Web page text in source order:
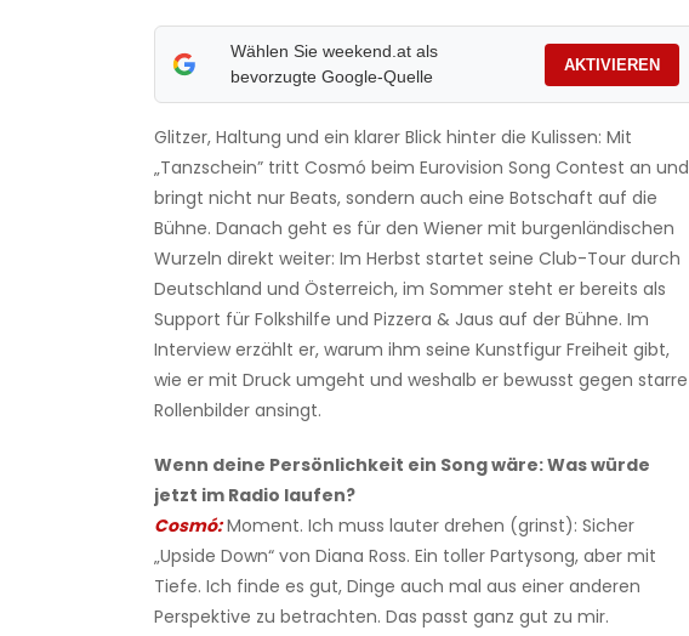
Wählen Sie weekend.at als
bevorzugte Google-Quelle
AKTIVIEREN
Glitzer, Haltung und ein klarer Blick hinter die Kulissen: Mit
„Tanzschein” tritt Cosmó beim Eurovision Song Contest an und
bringt nicht nur Beats, sondern auch eine Botschaft auf die
Bühne. Danach geht es für den Wiener mit burgenländischen
Wurzeln direkt weiter: Im Herbst startet seine Club-Tour durch
Deutschland und Österreich, im Sommer steht er bereits als
Support für Folkshilfe und Pizzera & Jaus auf der Bühne. Im
Interview erzählt er, warum ihm seine Kunstfigur Freiheit gibt,
wie er mit Druck umgeht und weshalb er bewusst gegen starre
Rollenbilder ansingt.
Wenn deine Persönlichkeit ein Song wäre: Was würde
jetzt im Radio laufen?
Cosmó:Moment. Ich muss lauter drehen (grinst): Sicher
„Upside Down“ von Diana Ross. Ein toller Partysong, aber mit
Tiefe. Ich finde es gut, Dinge auch mal aus einer anderen
Perspektive zu betrachten. Das passt ganz gut zu mir.